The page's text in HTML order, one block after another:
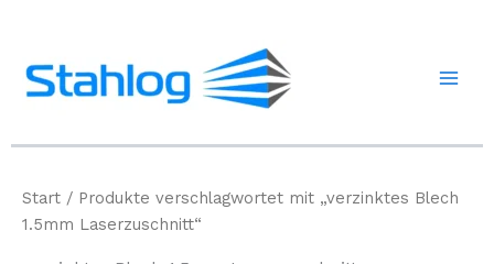
springen
Start / Produkte verschlagwortet mit „verzinktes Blech
1.5mm Laserzuschnitt“